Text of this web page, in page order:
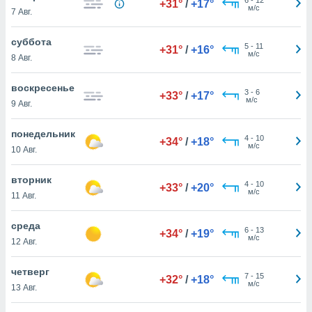
действия
рекламу
нашей
cookie
cookie
в
нашего
7 Авг.
+31° / +17°
м/с
суббота
8 Авг.
+31° / +16° 5- 11
м/с
воскресенье
9 Авг.
+33° / +17° 3- 6
м/с
понедельник
10 Авг.
+34° / +18° 4- 10
м/с
вторник
11 Авг.
+33° / +20° 4- 10
м/с
среда
12 Авг.
+34° / +19° 6- 13
м/с
четверг
13 Авг.
+32° / +18° 7- 15
м/с